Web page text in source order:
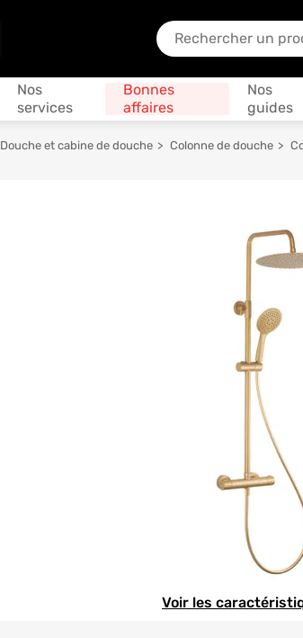
En quoi puis-je vous
Nos
services
Bonnes
affaires
Nos
guides
Douche et cabine de douche Colonne de douche
Voir les